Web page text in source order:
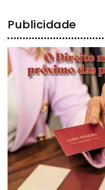
Publicidade